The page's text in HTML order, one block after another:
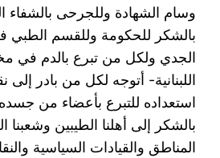
وسام الشهادة وللجرحى بالشفاء
بالشكر للحكومة وللقسم الطبي
الجدي ولكل من تبرع بالدم في
اللبنانية- أتوجه لكل من بادر
استعداده للتبرع بأعضاء من
بالشكر إلى أهلنا الطيبين
المناطق والقيادات السياسية